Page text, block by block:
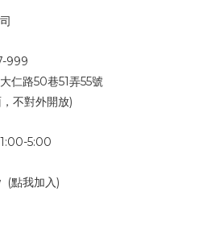
999
仁路50巷51弄55號
不對外開放)
5:00
(點我加入)